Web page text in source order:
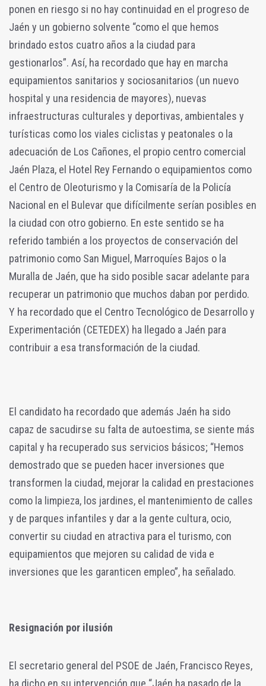
ponen en riesgo si no hay continuidad en el progreso de
Jaén y un gobierno solvente “como el que hemos
brindado estos cuatro años a la ciudad para
gestionarlos”. Así, ha recordado que hay en marcha
equipamientos sanitarios y sociosanitarios (un nuevo
hospital y una residencia de mayores), nuevas
infraestructuras culturales y deportivas, ambientales y
turísticas como los viales ciclistas y peatonales o la
adecuación de Los Cañones, el propio centro comercial
Jaén Plaza, el Hotel Rey Fernando o equipamientos como
el Centro de Oleoturismo y la Comisaría de la Policía
Nacional en el Bulevar que difícilmente serían posibles en
la ciudad con otro gobierno. En este sentido se ha
referido también a los proyectos de conservación del
patrimonio como San Miguel, Marroquíes Bajos o la
Muralla de Jaén, que ha sido posible sacar adelante para
recuperar un patrimonio que muchos daban por perdido.
Y ha recordado que el Centro Tecnológico de Desarrollo y
Experimentación (CETEDEX) ha llegado a Jaén para
contribuir a esa transformación de la ciudad.
El candidato ha recordado que además Jaén ha sido
capaz de sacudirse su falta de autoestima, se siente más
capital y ha recuperado sus servicios básicos; “Hemos
demostrado que se pueden hacer inversiones que
transformen la ciudad, mejorar la calidad en prestaciones
como la limpieza, los jardines, el mantenimiento de calles
y de parques infantiles y dar a la gente cultura, ocio,
convertir su ciudad en atractiva para el turismo, con
equipamientos que mejoren su calidad de vida e
inversiones que les garanticen empleo”, ha señalado.
Resignación por ilusión
El secretario general del PSOE de Jaén, Francisco Reyes,
ha dicho en su intervención que “Jaén ha pasado de la